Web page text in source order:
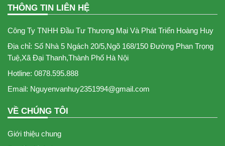
THÔNG TIN LIÊN HỆ
Công Ty TNHH Đầu Tư Thương Mại Và Phát Triển Hoàng Huy
Địa chỉ: Số Nhà 5 Ngách 20/5,Ngõ 168/150 Đường Phan Trọng
Tuệ,Xã Đại Thanh,Thành Phố Hà Nội
Hotline: 0878.595.888
Email: Nguyenvanhuy2351994@gmail.com
VỀ CHÚNG TÔI
Giới thiệu chung